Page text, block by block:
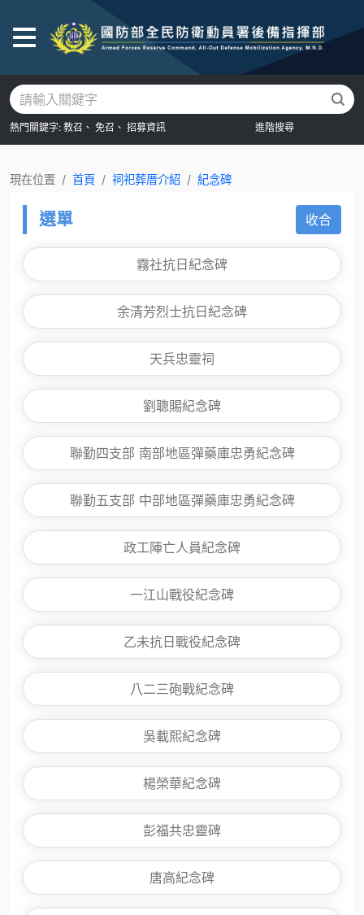
熱門關鍵字: 教召、 免召、 招募資訊 進階搜尋
現在位置 首頁 祠祀葬厝介紹 紀念碑
選單 收合
霧社抗日紀念碑
余清芳烈士抗日紀念碑
天兵忠靈祠
劉聰賜紀念碑
聯勤四支部 南部地區彈藥庫忠勇紀念碑
聯勤五支部 中部地區彈藥庫忠勇紀念碑
政工陣亡人員紀念碑
一江山戰役紀念碑
乙未抗日戰役紀念碑
八二三砲戰紀念碑
吳載熙紀念碑
楊榮華紀念碑
彭福共忠靈碑
唐高紀念碑